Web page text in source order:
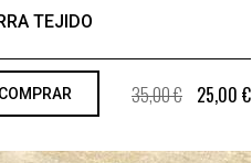
TEJIDO
35,00 € 25,00 €